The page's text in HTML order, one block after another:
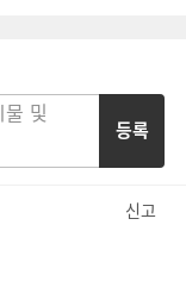
등록
신고